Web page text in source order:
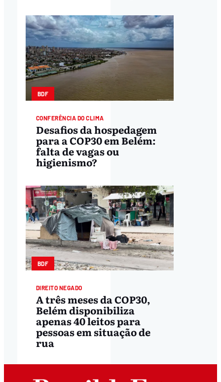
BDF
CONFERÊNCIA DO CLIMA
Desafios da hospedagem
para a COP30 em Belém:
falta de vagas ou
higienismo?
BDF
DIREITO NEGADO
A três meses da COP30,
Belém disponibiliza
apenas 40 leitos para
pessoas em situação de
rua